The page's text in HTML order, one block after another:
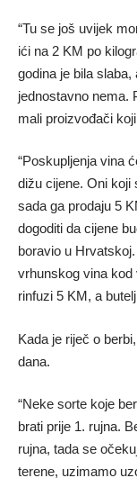
“Tu se još uvijek
ići na 2 KM po
godina je bila
jednostavno nema.
mali proizvođači
“Poskupljenja vina
dižu cijene. Oni koji
sada ga prodaju 5
dogoditi da cijene
boravio u
vrhunskog vina kod
rinfuzi 5 KM, a
Kada je riječ o
dana.
“Neke sorte koje
brati prije 1. rujna.
rujna, tada se
terene, uzimamo